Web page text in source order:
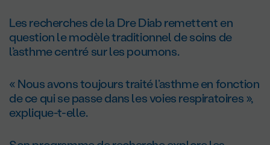
Les recherches de la Dre Diab remettent en
question le modèle traditionnel de soins de
l’asthme centré sur les poumons.
« Nous avons toujours traité l’asthme en fonction
de ce qui se passe dans les voies respiratoires »,
explique-t-elle.